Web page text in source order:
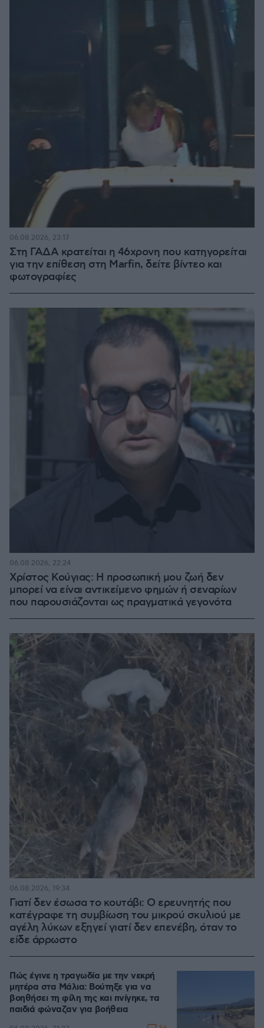
Στη ΓΑΔΑ κρατείται η 46χρονη που κατηγορείται
για την επίθεση στη Marfin, δείτε βίντεο και
φωτογραφίες
06.08.2026, 23:17
Χρίστος Κούγιας: Η προσωπική μου ζωή δεν
μπορεί να είναι αντικείμενο φημών ή σεναρίων
που παρουσιάζονται ως πραγματικά γεγονότα
06.08.2026, 22:24
Γιατί δεν έσωσα το κουτάβι: Ο ερευνητής που
κατέγραφε τη συμβίωση του μικρού σκυλιού με
αγέλη λύκων εξηγεί γιατί δεν επενέβη, όταν το
είδε άρρωστο
06.08.2026, 19:34
Πώς έγινε η τραγωδία με την νεκρή
μητέρα στα Μάλια: Βούτηξε για να
βοηθήσει τη φίλη της και πνίγηκε, τα
παιδιά φώναζαν για βοήθεια